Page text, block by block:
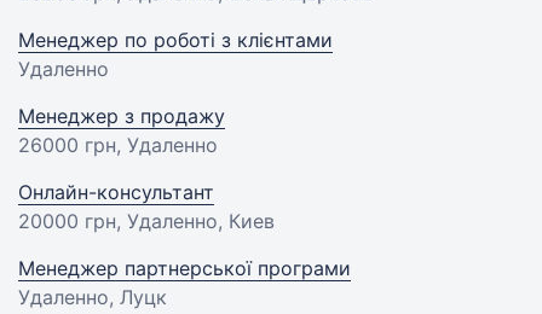
Менеджер по роботі з клієнтами
Удаленно
Менеджер з продажу
26000 грн, Удаленно
Онлайн-консультант
20000 грн, Удаленно, Киев
Менеджер партнерської програми
Удаленно, Луцк